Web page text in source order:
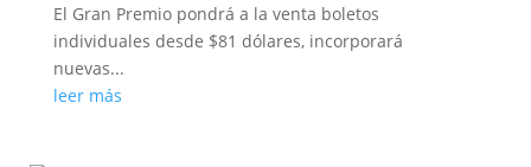
El Gran Premio pondrá a la venta boletos
individuales desde $81 dólares, incorporará
nuevas...
leer más